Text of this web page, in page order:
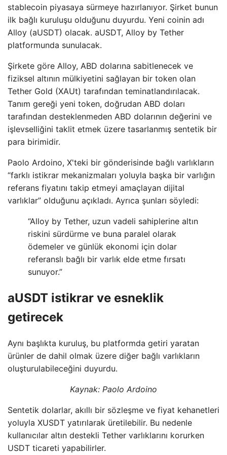
stablecoin piyasaya sürmeye hazırlanıyor. Şirket bunun
ilk bağlı kuruluşu olduğunu duyurdu. Yeni coinin adı
Alloy (aUSDT) olacak. aUSDT, Alloy by Tether
platformunda sunulacak.
Şirkete göre Alloy, ABD dolarına sabitlenecek ve
fiziksel altının mülkiyetini sağlayan bir token olan
Tether Gold (XAUt) tarafından teminatlandırılacak.
Tanım gereği yeni token, doğrudan ABD doları
tarafından desteklenmeden ABD dolarının değerini ve
işlevselliğini taklit etmek üzere tasarlanmış sentetik bir
para birimidir.
Paolo Ardoino, X'teki bir gönderisinde bağlı varlıkların
“farklı istikrar mekanizmaları yoluyla başka bir varlığın
referans fiyatını takip etmeyi amaçlayan dijital
varlıklar” olduğunu açıkladı. Ayrıca şunları söyledi:
“Alloy by Tether, uzun vadeli sahiplerine altın
riskini sürdürme ve buna paralel olarak
ödemeler ve günlük ekonomi için dolar
referanslı bağlı bir varlık elde etme fırsatı
sunuyor.”
aUSDT istikrar ve esneklik
getirecek
Aynı başlıkta kuruluş, bu platformda getiri yaratan
ürünler de dahil olmak üzere diğer bağlı varlıkların
oluşturulabileceğini duyurdu.
Kaynak: Paolo Ardoino
Sentetik dolarlar, akıllı bir sözleşme ve fiyat kehanetleri
yoluyla XUSDT yatırılarak üretilebilir. Bu nedenle
kullanıcılar altın destekli Tether varlıklarını korurken
USDT ticareti yapabilirler.